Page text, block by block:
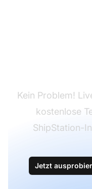
Kein Problem!
kostenlose
ShipStation-
Jetzt